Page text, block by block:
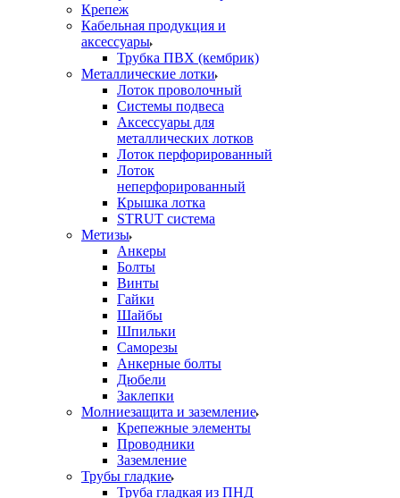
Крепеж
Кабельная продукция и
аксессуары
Трубка ПВХ (кембрик)
Металлические лотки
Лоток проволочный
Системы подвеса
Аксессуары для
металлических лотков
Лоток перфорированный
Лоток
неперфорированный
Крышка лотка
STRUT система
Метизы
Анкеры
Болты
Винты
Гайки
Шайбы
Шпильки
Саморезы
Анкерные болты
Дюбели
Заклепки
Молниезащита и заземление
Крепежные элементы
Проводники
Заземление
Трубы гладкие
Труба гладкая из ПНД